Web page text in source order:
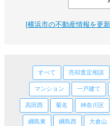
[横浜市の不動産情報を更
すべて 売却査定相談
マンション 一戸建て
高田西 菊名 神奈川区
綱島東 綱島西 大倉山